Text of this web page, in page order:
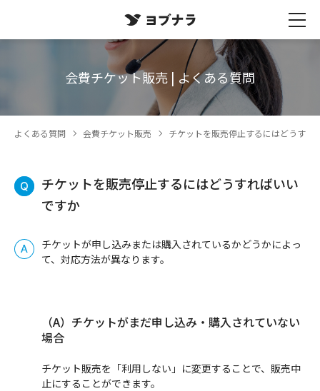
会費チケット販売 | よくある質問
よくある質問 会費チケット販売 チケットを販売停止するにはどうすれ
チケットを販売停止するにはどうすればいい
ですか
チケットが申し込みまたは購入されているかどうかによっ
て、対応方法が異なります。
（A）チケットがまだ申し込み・購入されていない
場合
チケット販売を「利用しない」に変更することで、販売中
止にすることができます。